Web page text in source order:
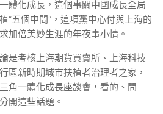
體化成長，這個事關中國成長全局
“五個中間”，這項黨中心付與上海的
加倍美妙生涯的年夜事小情。
考核上海期貨買賣所、上海科技
區新時期城市扶植者治理者之家，
角一體化成長座談會，看的、問
開這些話題。